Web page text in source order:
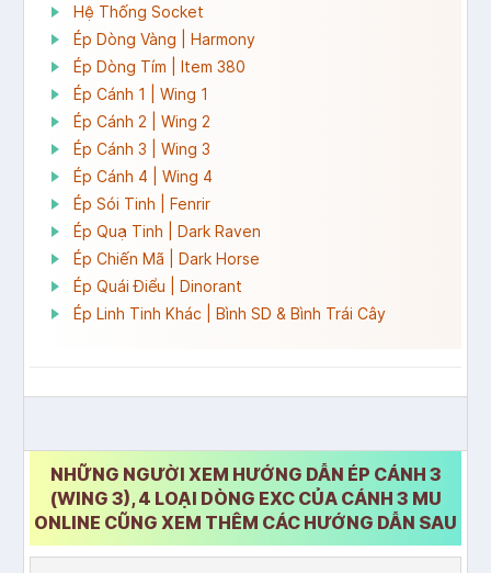
Hệ Thống Socket
Ép Dòng Vàng | Harmony
Ép Dòng Tím | Item 380
Ép Cánh 1 | Wing 1
Ép Cánh 2 | Wing 2
Ép Cánh 3 | Wing 3
Ép Cánh 4 | Wing 4
Ép Sói Tinh | Fenrir
Ép Quạ Tinh | Dark Raven
Ép Chiến Mã | Dark Horse
Ép Quái Điểu | Dinorant
Ép Linh Tinh Khác | Bình SD & Bình Trái Cây
NHỮNG NGƯỜI XEM HƯỚNG DẪN ÉP CÁNH 3
(WING 3), 4 LOẠI DÒNG EXC CỦA CÁNH 3 MU
ONLINE CŨNG XEM THÊM CÁC HƯỚNG DẪN SAU